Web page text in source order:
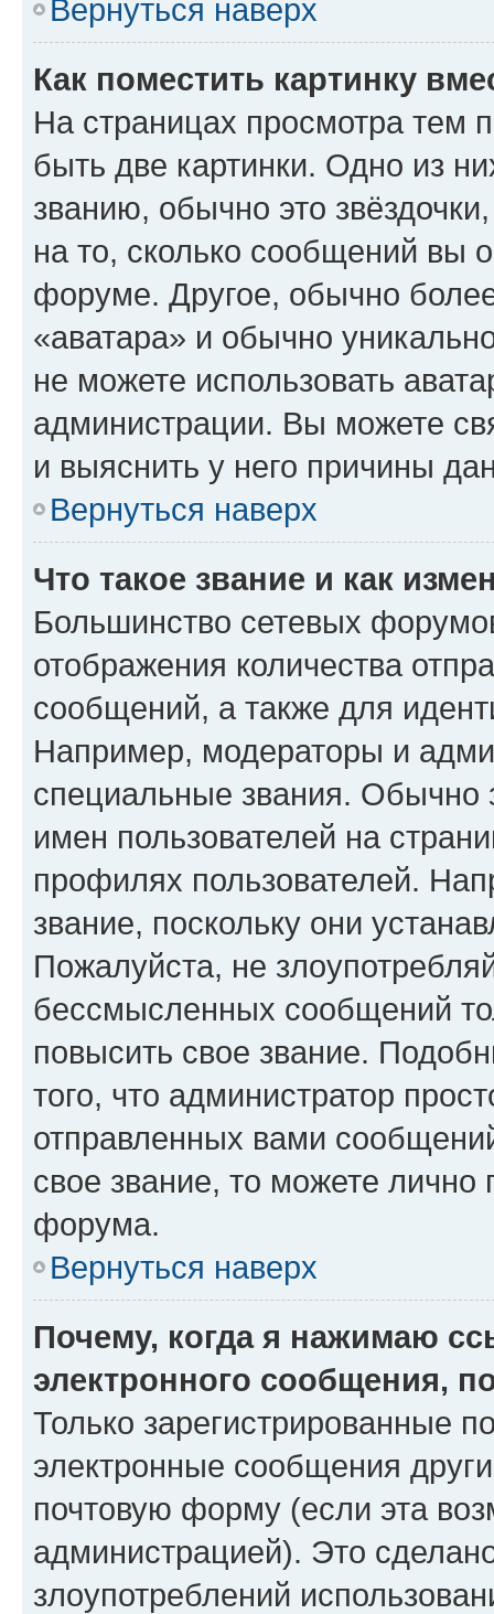
Вернуться наверх
Как поместить картинку
На страницах просмотра тем
быть две картинки. Одно из
званию, обычно это
на то, сколько сообщений вы
форуме. Другое, обычно
«аватара» и обычно
не можете использовать
администрации. Вы можете
и выяснить у него причины
Вернуться наверх
Что такое звание и как
Большинство сетевых
отображения количества
сообщений, а также для
Например, модераторы и
специальные звания. Обычно
имен пользователей на
профилях пользователей.
звание, поскольку они
Пожалуйста, не
бессмысленных сообщений
повысить свое звание.
того, что администратор
отправленных вами
свое звание, то можете лично
форума.
Вернуться наверх
Почему, когда я нажимаю
электронного сообщения,
Только зарегистрированные
электронные сообщения
почтовую форму (если эта
администрацией). Это
злоупотреблений